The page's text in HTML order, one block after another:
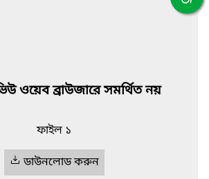
ওয়েব ব্রাউজারে সমর্থিত নয়
ফাইল ১
ডাউনলোড করুন